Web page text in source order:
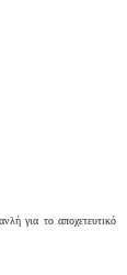
για το αποχετευτικό